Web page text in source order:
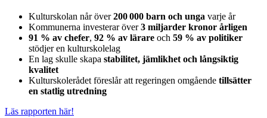
Kulturskolan når över200 000 barn och unga varje år
Kommunerna investerar över3 miljarder kronor årligen
91 % av chefer, 92 % av lärare och 59 % av politiker
stödjer en kulturskolelag
En lag skulle skapa stabilitet, jämlikhet och långsiktig
kvalitet
Kulturskolerådet föreslår att regeringen omgående tillsätter
en statlig utredning
Läs rapporten här!